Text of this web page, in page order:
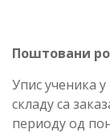
Поштовани
Упис ученика
складу са
периоду од